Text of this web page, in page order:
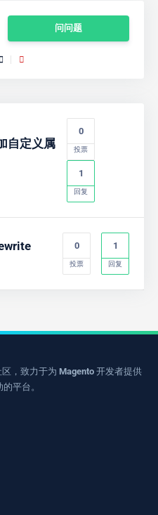
问问题
自定义属
0
投票
1
回复
0
投票
1
回复
，致力于为 Magento 开发者提供
平台。